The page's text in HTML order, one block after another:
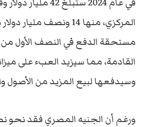
المركزي، منها 14 ونصف
مستحقة الدفع في النصف الأول من
القادمة، مما سيزيد العبء على
وسيدفعها لبيع المزيد من الأصول
ورغم أن الجنيه المصري فقد نحو